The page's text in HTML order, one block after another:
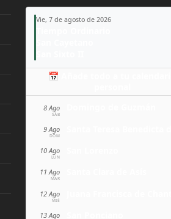
Vie, 7 de agosto de 2026
📅 Añade todo a tu calendario
8 Ago
SÁB
9 Ago
DOM
10 Ago
LUN
11 Ago
MAR
12 Ago
MIÉ
13 Ago